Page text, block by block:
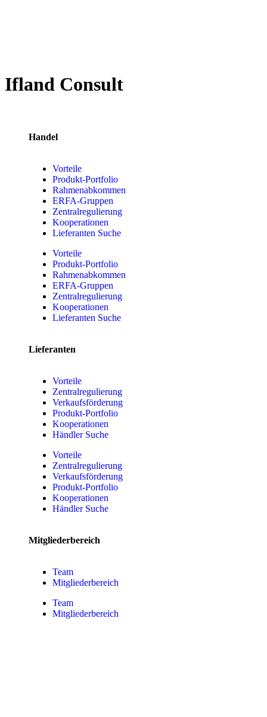
Ifland Consult
Handel
Vorteile
Produkt-Portfolio
Rahmenabkommen
ERFA-Gruppen
Zentralregulierung
Kooperationen
Lieferanten Suche
Vorteile
Produkt-Portfolio
Rahmenabkommen
ERFA-Gruppen
Zentralregulierung
Kooperationen
Lieferanten Suche
Lieferanten
Vorteile
Zentralregulierung
Verkaufsförderung
Produkt-Portfolio
Kooperationen
Händler Suche
Vorteile
Zentralregulierung
Verkaufsförderung
Produkt-Portfolio
Kooperationen
Händler Suche
Mitgliederbereich
Team
Mitgliederbereich
Team
Mitgliederbereich